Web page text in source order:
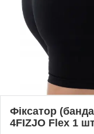
Фіксатор
4FIZJO Flex 1